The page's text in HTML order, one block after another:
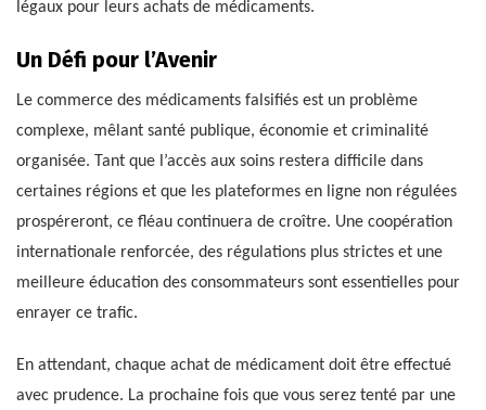
légaux pour leurs achats de médicaments.
Un Défi pour l’Avenir
Le commerce des médicaments falsifiés est un problème
complexe, mêlant santé publique, économie et criminalité
organisée. Tant que l’accès aux soins restera difficile dans
certaines régions et que les plateformes en ligne non régulées
prospéreront, ce fléau continuera de croître. Une coopération
internationale renforcée, des régulations plus strictes et une
meilleure éducation des consommateurs sont essentielles pour
enrayer ce trafic.
En attendant, chaque achat de médicament doit être effectué
avec prudence. La prochaine fois que vous serez tenté par une